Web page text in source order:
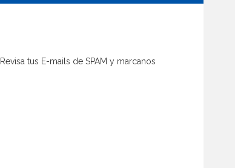
tus E-mails de SPAM y marcanos